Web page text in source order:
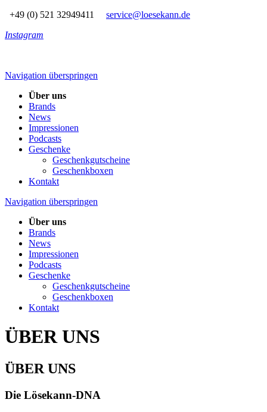
+49 (0) 521 32949411
service@loesekann.de
Instagram
Navigation überspringen
Über uns
Brands
News
Impressionen
Podcasts
Geschenke
Geschenkgutscheine
Geschenkboxen
Kontakt
Navigation überspringen
Über uns
Brands
News
Impressionen
Podcasts
Geschenke
Geschenkgutscheine
Geschenkboxen
Kontakt
ÜBER UNS
ÜBER UNS
Die Lösekann-DNA